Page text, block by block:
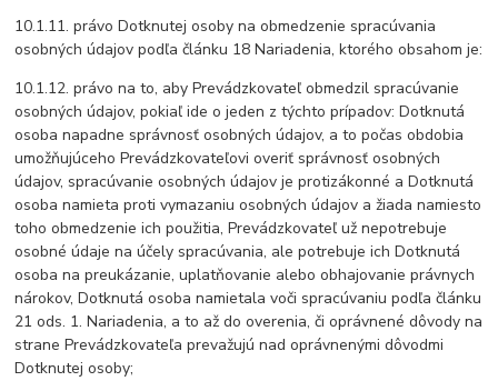
10.1.11. právo Dotknutej osoby na obmedzenie spracúvania
osobných údajov podľa článku 18 Nariadenia, ktorého obsahom je:
10.1.12. právo na to, aby Prevádzkovateľ obmedzil spracúvanie
osobných údajov, pokiaľ ide o jeden z týchto prípadov: Dotknutá
osoba napadne správnosť osobných údajov, a to počas obdobia
umožňujúceho Prevádzkovateľovi overiť správnosť osobných
údajov, spracúvanie osobných údajov je protizákonné a Dotknutá
osoba namieta proti vymazaniu osobných údajov a žiada namiesto
toho obmedzenie ich použitia, Prevádzkovateľ už nepotrebuje
osobné údaje na účely spracúvania, ale potrebuje ich Dotknutá
osoba na preukázanie, uplatňovanie alebo obhajovanie právnych
nárokov, Dotknutá osoba namietala voči spracúvaniu podľa článku
21 ods. 1. Nariadenia, a to až do overenia, či oprávnené dôvody na
strane Prevádzkovateľa prevažujú nad oprávnenými dôvodmi
Dotknutej osoby;